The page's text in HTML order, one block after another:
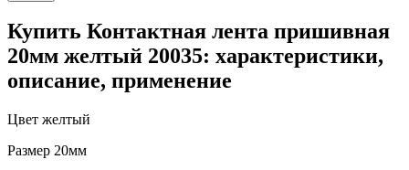
Купить Контактная лента пришивная
20мм желтый 20035: характеристики,
описание, применение
Цвет желтый
Размер 20мм